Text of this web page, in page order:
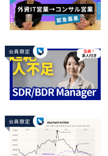
会員限定
会員限定